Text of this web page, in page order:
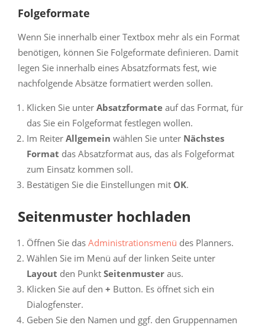
Folgeformate
Wenn Sie innerhalb einer Textbox mehr als ein Format
benötigen, können Sie Folgeformate definieren. Damit
legen Sie innerhalb eines Absatzformats fest, wie
nachfolgende Absätze formatiert werden sollen.
Klicken Sie unter Absatzformate auf das Format, für
das Sie ein Folgeformat festlegen wollen.
Im Reiter Allgemein wählen Sie unter Nächstes
Format das Absatzformat aus, das als Folgeformat
zum Einsatz kommen soll.
Bestätigen Sie die Einstellungen mit OK.
Seitenmuster hochladen
Öffnen Sie das Administrationsmenü des Planners.
Wählen Sie im Menü auf der linken Seite unter
Layout den Punkt Seitenmuster aus.
Klicken Sie auf den + Button. Es öffnet sich ein
Dialogfenster.
Geben Sie den Namen und ggf. den Gruppennamen